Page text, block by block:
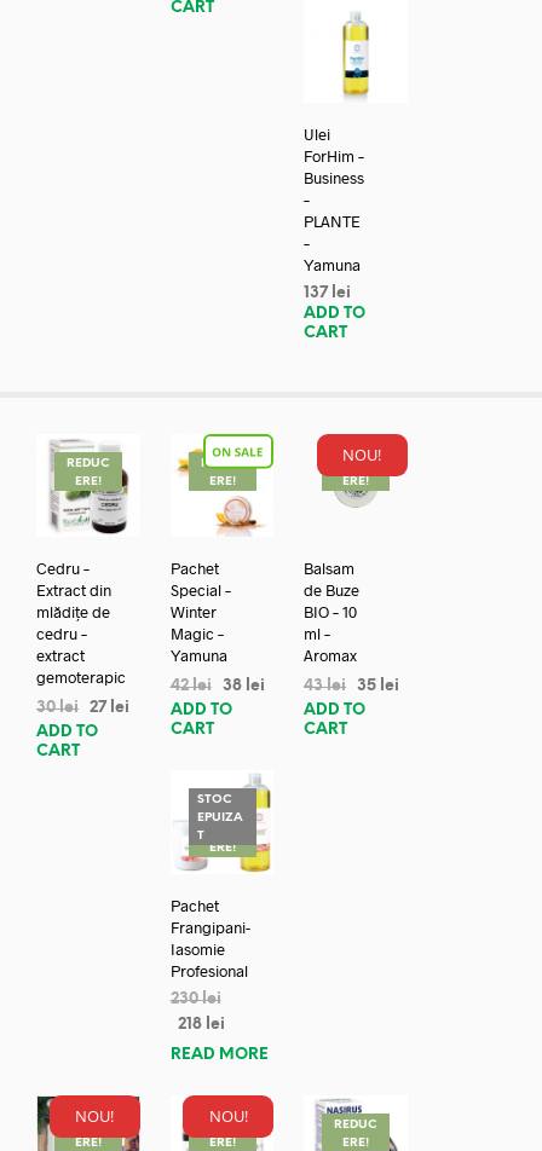
CART
Ulei
ForHim –
Business
–
PLANTE
–
Yamuna
137 lei
ADD TO
CART
REDUC
ERE!
Cedru –
Extract din
mlădițe de
cedru –
extract
gemoterapic
30lei 27 lei
ADD TO
CART
REDUC
ERE!
Pachet
Special –
Winter
Magic –
Yamuna
42lei 38 lei
ADD TO
CART
NOU!
REDUC
ERE!
Balsam
de Buze
BIO – 10
ml –
Aromax
43lei 35 lei
ADD TO
CART
STOC
EPUIZA
TREDUC
ERE!
Pachet
Frangipani-
Iasomie
Profesional
230lei
218 lei
READ MORE
NOU!
REDUC
ERE!
NOU!
REDUC
ERE!
REDUC
ERE!